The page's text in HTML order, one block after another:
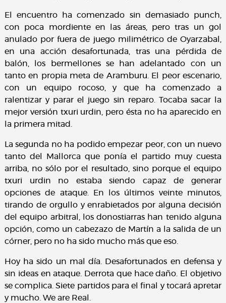
El encuentro ha comenzado sin demasiado punch,
con poca mordiente en las áreas, pero tras un gol
anulado por fuera de juego milimétrico de Oyarzabal,
en una acción desafortunada, tras una pérdida de
balón, los bermellones se han adelantado con un
tanto en propia meta de Aramburu. El peor escenario,
con un equipo rocoso, y que ha comenzado a
ralentizar y parar el juego sin reparo. Tocaba sacar la
mejor versión txuri urdin, pero ésta no ha aparecido en
la primera mitad.
La segunda no ha podido empezar peor, con un nuevo
tanto del Mallorca que ponía el partido muy cuesta
arriba, no sólo por el resultado, sino porque el equipo
txuri urdin no estaba siendo capaz de generar
opciones de ataque. En los últimos veinte minutos,
tirando de orgullo y enrabietados por alguna decisión
del equipo arbitral, los donostiarras han tenido alguna
opción, como un cabezazo de Martín a la salida de un
córner, pero no ha sido mucho más que eso.
Hoy ha sido un mal día. Desafortunados en defensa y
sin ideas en ataque. Derrota que hace daño. El objetivo
se complica. Siete partidos para el final y tocará apretar
y mucho. We are Real.